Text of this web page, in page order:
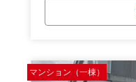
マンション（一棟）